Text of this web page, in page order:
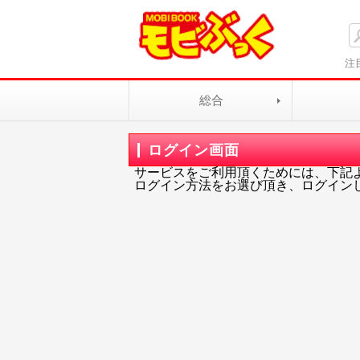
注
総合
ログイン画面
サービスをご利用頂くためには、下記
ログイン方法をお選び頂き、ログイン